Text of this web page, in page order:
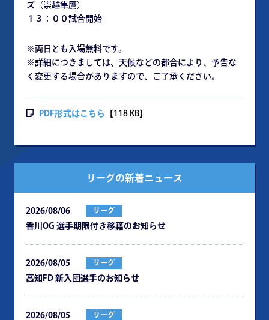
ズ（崇越隼鷹）
１３：００試合開始
※両日とも入場無料です。
※詳細につきましては、天候などの都合により、予告な
く変更する場合がありますので、ご了承ください。
PDF形式はこちら 【118 KB】
リーグの新着ニュース
2026/08/06 リーグ
⾹川OG 選⼿期限付き移籍のお知らせ
2026/08/05 リーグ
⾼知FD 新⼊団選⼿のお知らせ
2026/08/05 リーグ